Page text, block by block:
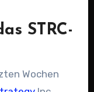
STRC-
Wochen